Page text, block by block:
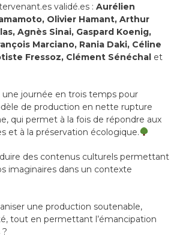
validé.es :Aurélien
Olivier Hamant, Arthur
Agnès Sinai, Gaspard Koenig,
Marciano, Rania Daki, Céline
Fressoz, Clément Sénéchal et
une journée en trois temps pour
de production en nette rupture
qui permet à la fois de répondre aux
et à la préservation écologique.
des contenus culturels permettant
imaginaires dans un contexte
une production soutenable,
tout en permettant l’émancipation
?